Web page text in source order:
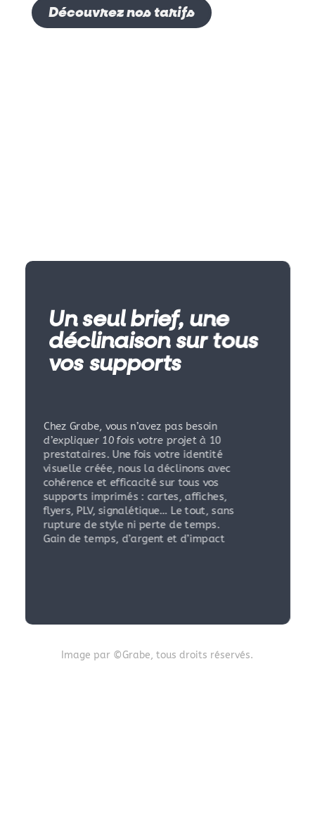
Découvrez nos tarifs
Un seul brief, une
déclinaison sur tous
vos supports
Chez Grabe, vous n’avez pas besoin
d’expliquer 10 fois votre projet à 10
prestataires. Une fois votre identité
visuelle créée, nous la déclinons avec
cohérence et efficacité sur tous vos
supports imprimés : cartes, affiches,
flyers, PLV, signalétique… Le tout, sans
rupture de style ni perte de temps.
Gain de temps, d’argent et d’impact
Image par ©Grabe, tous droits réservés.